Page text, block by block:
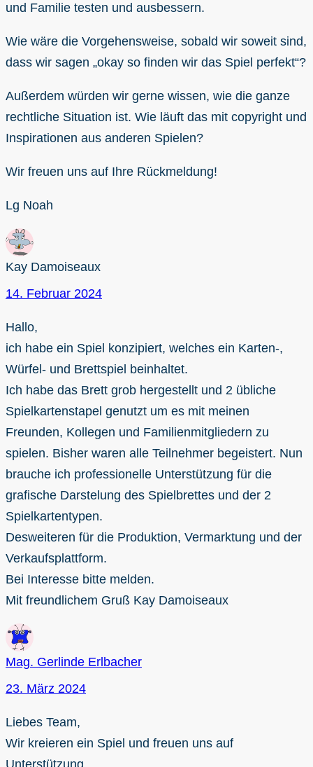
und Familie testen und ausbessern.
Wie wäre die Vorgehensweise, sobald wir soweit sind,
dass wir sagen „okay so finden wir das Spiel perfekt“?
Außerdem würden wir gerne wissen, wie die ganze
rechtliche Situation ist. Wie läuft das mit copyright und
Inspirationen aus anderen Spielen?
Wir freuen uns auf Ihre Rückmeldung!
Lg Noah
Kay Damoiseaux
14. Februar 2024
Hallo,
ich habe ein Spiel konzipiert, welches ein Karten-,
Würfel- und Brettspiel beinhaltet.
Ich habe das Brett grob hergestellt und 2 übliche
Spielkartenstapel genutzt um es mit meinen
Freunden, Kollegen und Familienmitgliedern zu
spielen. Bisher waren alle Teilnehmer begeistert. Nun
brauche ich professionelle Unterstützung für die
grafische Darstelung des Spielbrettes und der 2
Spielkartentypen.
Desweiteren für die Produktion, Vermarktung und der
Verkaufsplattform.
Bei Interesse bitte melden.
Mit freundlichem Gruß Kay Damoiseaux
Mag. Gerlinde Erlbacher
23. März 2024
Liebes Team,
Wir kreieren ein Spiel und freuen uns auf